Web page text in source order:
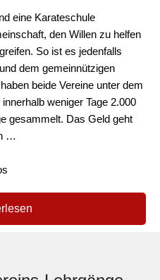
eine Karateschule
den Willen zu helfen
So ist es jedenfalls
dem gemeinnützigen
beide Vereine unter dem
weniger Tage 2.000
gesammelt. Das Geld geht
…